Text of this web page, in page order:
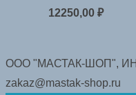
12250,00 ₽
ООО "МАСТАК-ШОП", ИНН
zakaz@mastak-shop.ru